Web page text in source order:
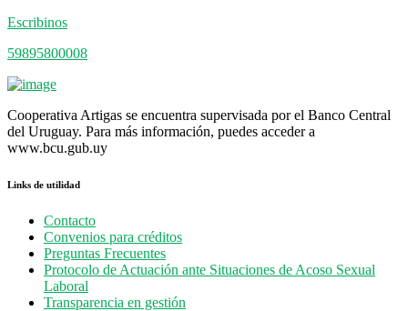
Escribinos
59895800008
Cooperativa Artigas se encuentra supervisada por el Banco Central
del Uruguay. Para más información, puedes acceder a
www.bcu.gub.uy
Links de utilidad
Contacto
Convenios para créditos
Preguntas Frecuentes
Protocolo de Actuación ante Situaciones de Acoso Sexual
Laboral
Transparencia en gestión